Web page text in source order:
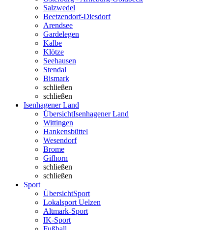
Salzwedel
Beetzendorf-Diesdorf
Arendsee
Gardelegen
Kalbe
Klötze
Seehausen
Stendal
Bismark
schließen
schließen
Isenhagener Land
ÜbersichtIsenhagener Land
Wittingen
Hankensbüttel
Wesendorf
Brome
Gifhorn
schließen
schließen
Sport
ÜbersichtSport
Lokalsport Uelzen
Altmark-Sport
IK-Sport